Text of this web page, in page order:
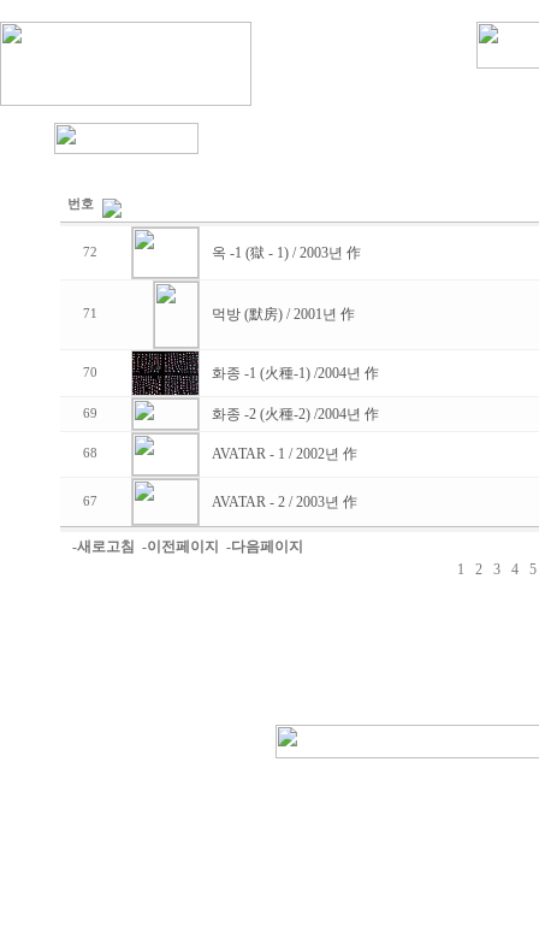
번호
72 옥 -1 (獄 - 1) / 2003년 作
71 먹방 (默房) / 2001년 作
70 화종 -1 (火種-1) /2004년 作
69 화종 -2 (火種-2) /2004년 作
68 AVATAR - 1 / 2002년 作
67 AVATAR - 2 / 2003년 作
-새로고침 -이전페이지
-다음페이지
1
2 3 4